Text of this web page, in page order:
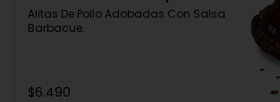
Alitas De Pollo Adobadas Con Salsa
Barbacue.
$6.490